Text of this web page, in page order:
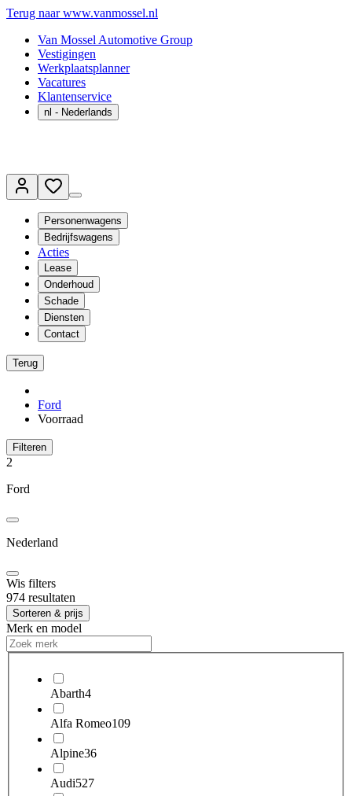
Terug naar www.vanmossel.nl
Van Mossel Automotive Group
Vestigingen
Werkplaatsplanner
Vacatures
Klantenservice
nl - Nederlands
Personenwagens
Bedrijfswagens
Acties
Lease
Onderhoud
Schade
Diensten
Contact
Terug
Ford
Voorraad
Filteren
2
Ford
Nederland
Wis filters
974 resultaten
Sorteren & prijs
Merk en model
Abarth4
Alfa Romeo109
Alpine36
Audi527